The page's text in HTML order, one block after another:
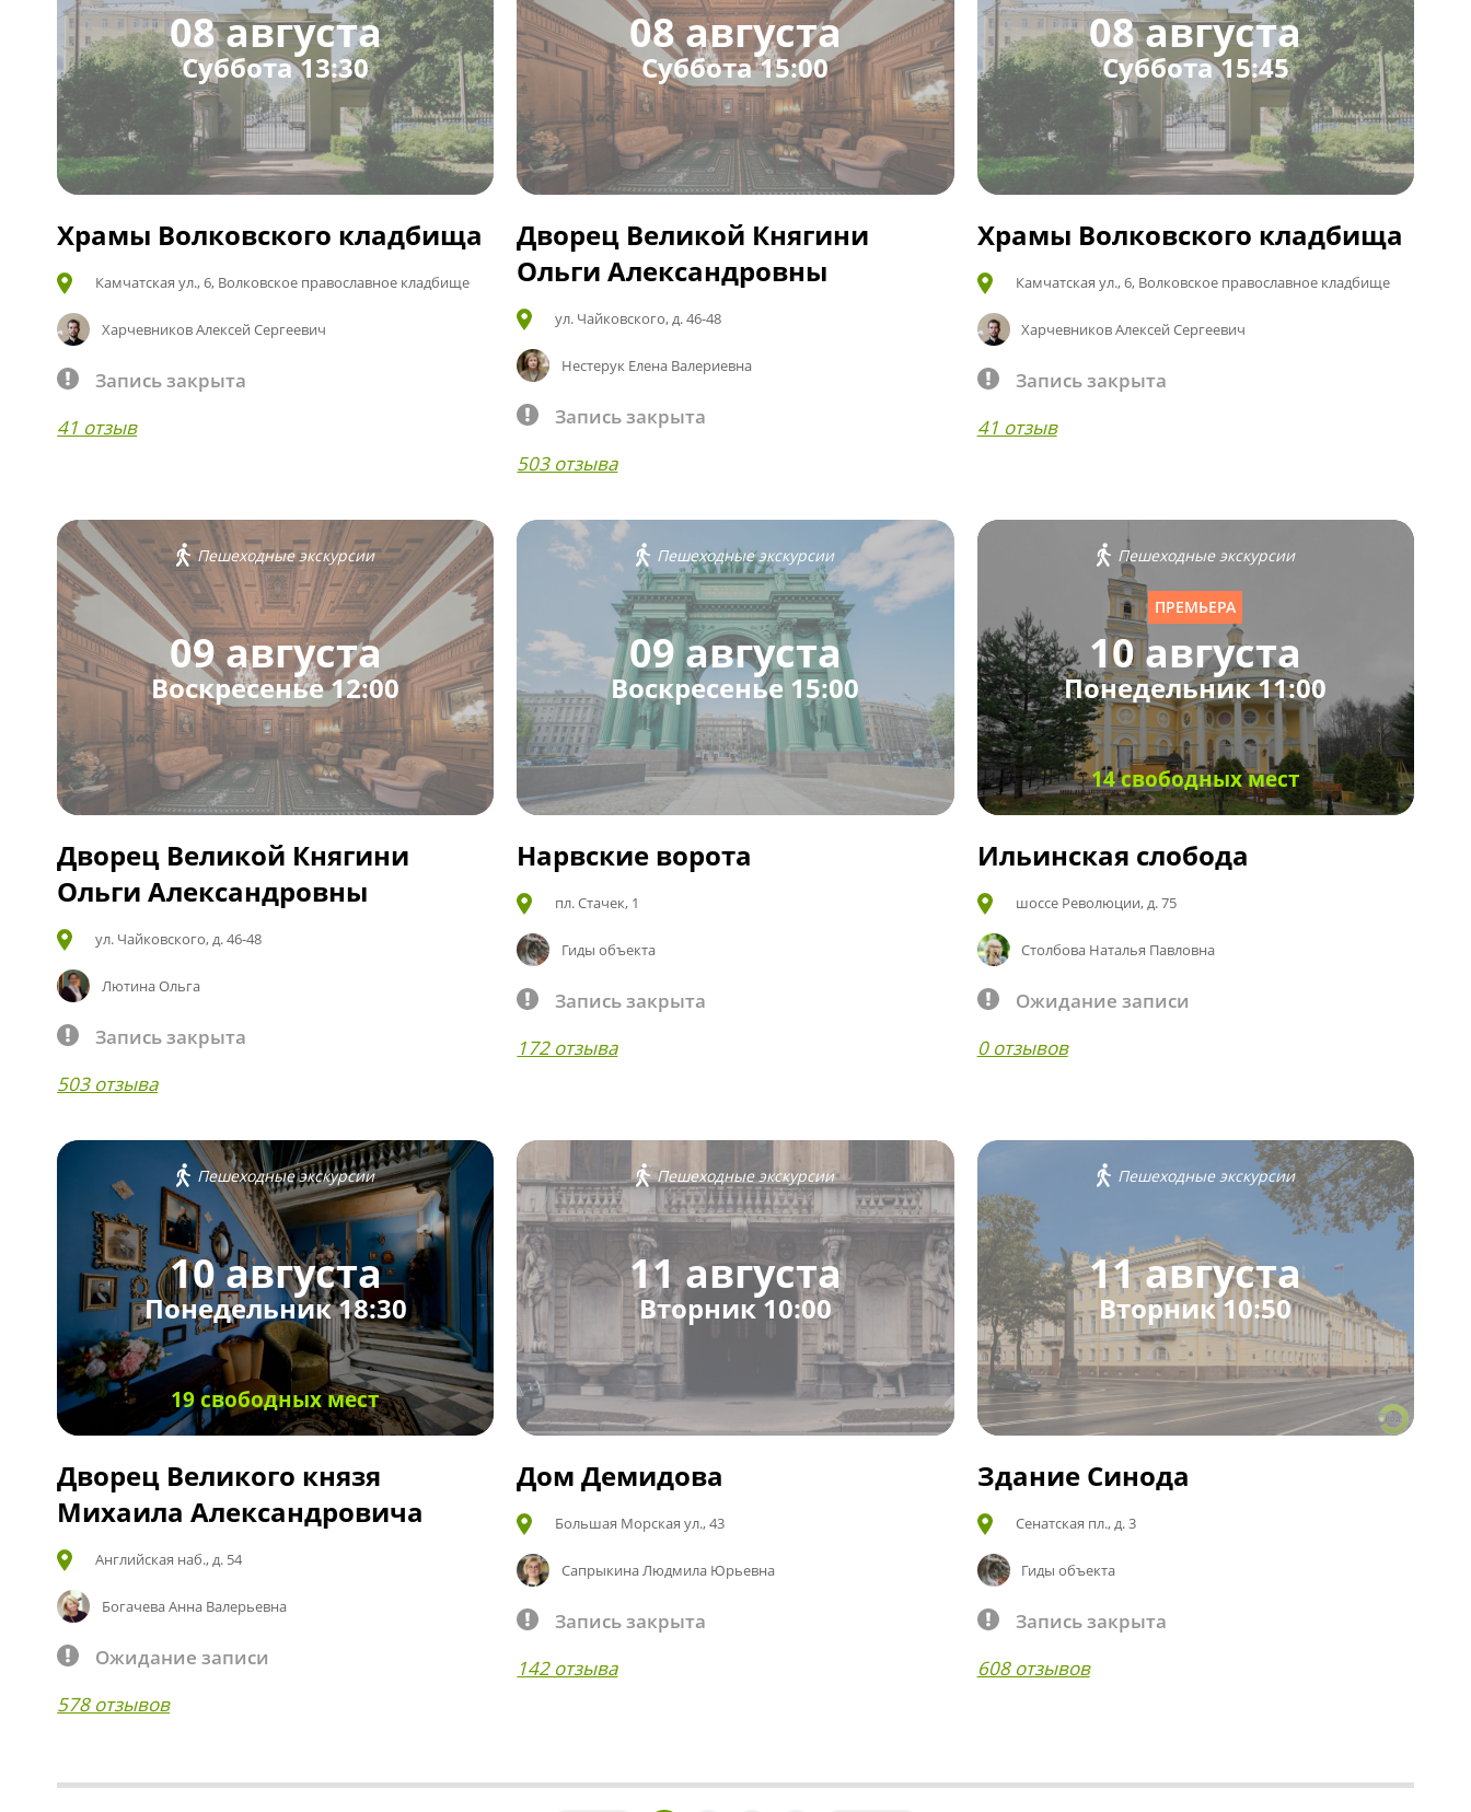
08 августа
Суббота 13:30
Храмы Волковского кладбища
Камчатская ул., 6, Волковское православное кладбище
Харчевников Алексей Сергеевич
Запись закрыта
41 отзыв
08 августа
Суббота 15:00
Дворец Великой Княгини
Ольги Александровны
ул. Чайковского, д. 46-48
Нестерук Елена Валериевна
Запись закрыта
503 отзыва
08 августа
Суббота 15:45
Храмы Волковского кладбища
Камчатская ул., 6, Волковское православное кладбище
Харчевников Алексей Сергеевич
Запись закрыта
41 отзыв
Пешеходные экскурсии
09 августа
Воскресенье 12:00
Дворец Великой Княгини
Ольги Александровны
ул. Чайковского, д. 46-48
Лютина Ольга
Запись закрыта
503 отзыва
Пешеходные экскурсии
09 августа
Воскресенье 15:00
Нарвские ворота
пл. Стачек, 1
Гиды объекта
Запись закрыта
172 отзыва
Пешеходные экскурсии
ПРЕМЬЕРА
10 августа
Понедельник 11:00
14 свободных мест
Ильинская слобода
шоссе Революции, д. 75
Столбова Наталья Павловна
Ожидание записи
0 отзывов
Пешеходные экскурсии
10 августа
Понедельник 18:30
19 свободных мест
Дворец Великого князя
Михаила Александровича
Английская наб., д. 54
Богачева Анна Валерьевна
Ожидание записи
578 отзывов
Пешеходные экскурсии
11 августа
Вторник 10:00
Дом Демидова
Большая Морская ул., 43
Сапрыкина Людмила Юрьевна
Запись закрыта
142 отзыва
Пешеходные экскурсии
11 августа
Вторник 10:50
Здание Синода
Сенатская пл., д. 3
Гиды объекта
Запись закрыта
608 отзывов